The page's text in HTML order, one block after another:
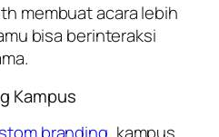
membuat acara lebih
bisa berinteraksi
Kampus